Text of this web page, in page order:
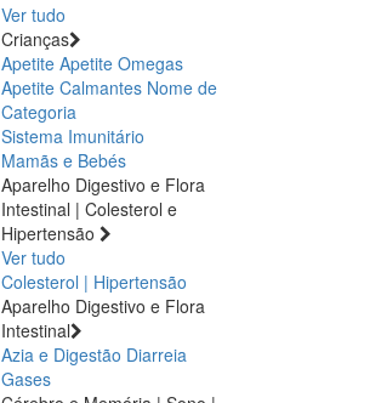
Ver tudo
Crianças
Apetite Apetite Omegas
Apetite Calmantes Nome de
Categoria
Sistema Imunitário
Mamãs e Bebés
Aparelho Digestivo e Flora
Intestinal | Colesterol e
Hipertensão
Ver tudo
Colesterol | Hipertensão
Aparelho Digestivo e Flora
Intestinal
Azia e Digestão Diarreia
Gases